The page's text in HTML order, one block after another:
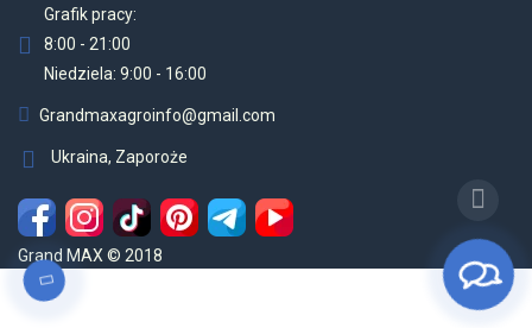
Grafik pracy:
8:00 - 21:00
Niedziela: 9:00 - 16:00
Grandmaxagroinfo@gmail.com
Ukraina, Zaporoże
Grand MAX © 2018